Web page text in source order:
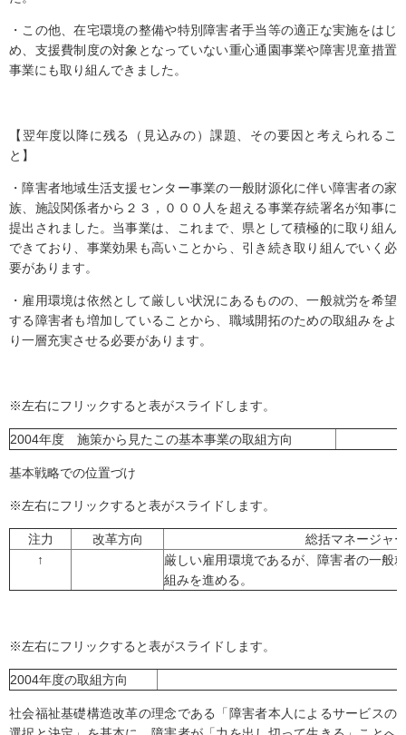
・この他、在宅環境の整備や特別障害者手当等の適正な実施をはじ
め、支援費制度の対象となっていない重心通園事業や障害児童措置
事業にも取り組んできました。
【翌年度以降に残る（見込みの）課題、その要因と考えられるこ
と】
・障害者地域生活支援センター事業の一般財源化に伴い障害者の家
族、施設関係者から２３，０００人を超える事業存続署名が知事に
提出されました。当事業は、これまで、県として積極的に取り組ん
できており、事業効果も高いことから、引き続き取り組んでいく必
要があります。
・雇用環境は依然として厳しい状況にあるものの、一般就労を希望
する障害者も増加していることから、職域開拓のための取組みをよ
り一層充実させる必要があります。
※左右にフリックすると表がスライドします。
2004年度 施策から見たこの基本事業の取組方向
基本戦略での位置づけ
※左右にフリックすると表がスライドします。
注力 改革方向
総括マネージャ
↑
厳しい雇用環境であるが、障害者の一般
組みを進める。
※左右にフリックすると表がスライドします。
2004年度の取組方向
社会福祉基礎構造改革の理念である「障害者本人によるサービスの